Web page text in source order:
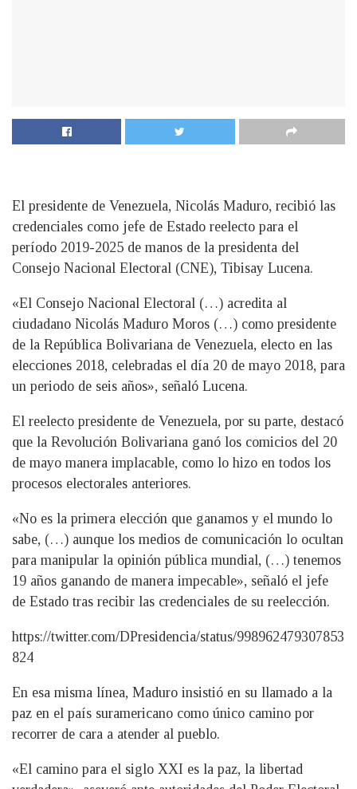
El presidente de Venezuela, Nicolás Maduro, recibió las
credenciales como jefe de Estado reelecto para el
período 2019-2025 de manos de la presidenta del
Consejo Nacional Electoral (CNE), Tibisay Lucena.
«El Consejo Nacional Electoral (…) acredita al
ciudadano Nicolás Maduro Moros (…) como presidente
de la República Bolivariana de Venezuela, electo en las
elecciones 2018, celebradas el día 20 de mayo 2018, para
un periodo de seis años», señaló Lucena.
El reelecto presidente de Venezuela, por su parte, destacó
que la Revolución Bolivariana ganó los comicios del 20
de mayo manera implacable, como lo hizo en todos los
procesos electorales anteriores.
«No es la primera elección que ganamos y el mundo lo
sabe, (…) aunque los medios de comunicación lo ocultan
para manipular la opinión pública mundial, (…) tenemos
19 años ganando de manera impecable», señaló el jefe
de Estado tras recibir las credenciales de su reelección.
https://twitter.com/DPresidencia/status/998962479307853
824
En esa misma línea, Maduro insistió en su llamado a la
paz en el país suramericano como único camino por
recorrer de cara a atender al pueblo.
«El camino para el siglo XXI es la paz, la libertad